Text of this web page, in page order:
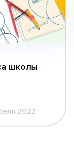
школы
2022